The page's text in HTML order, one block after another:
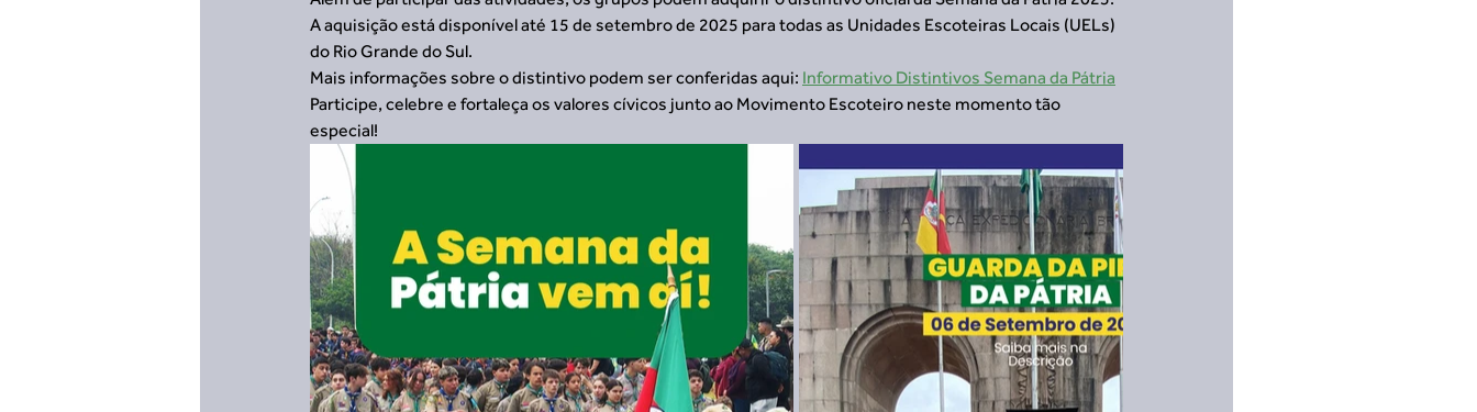
A aquisição está disponível até 15 de setembro de 2025 para todas as Unidades Escoteiras Locais (UELs)
do Rio Grande do Sul.
Mais informações sobre o distintivo podem ser conferidas aqui: Informativo Distintivos Semana da Pátria
Participe, celebre e fortaleça os valores cívicos junto ao Movimento Escoteiro neste momento tão
especial!